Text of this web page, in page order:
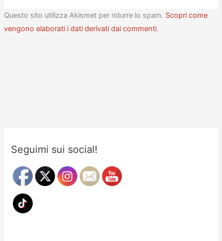
Questo sito utilizza Akismet per ridurre lo spam. Scopri come
vengono elaborati i dati derivati dai commenti.
Seguimi sui social!